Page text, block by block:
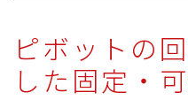
ピボットの
した固定・